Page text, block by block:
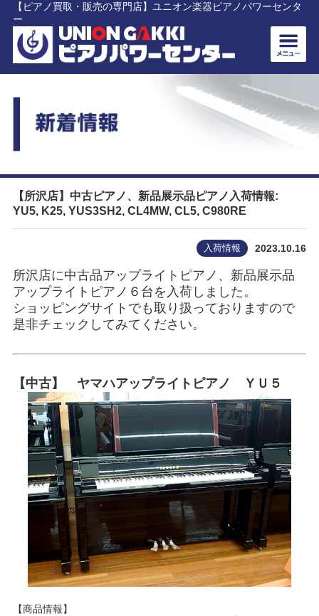
【ピアノ買取・販売の専門店】ユニオン楽器ピアノパワーセンタ
ー
【所沢店】中古ピアノ、新品展示品ピアノ入荷情報:
YU5, K25, YUS3SH2, CL4MW, CL5, C980RE
入荷情報 2023.10.16
所沢店に中古品アップライトピアノ、新品展示品
アップライトピアノ６台を入荷しました。
ショッピングサイトでも取り扱っておりますので
是非チェックしてみてください。
【中古】 ヤマハアップライトピアノ ＹＵ５
【商品情報】